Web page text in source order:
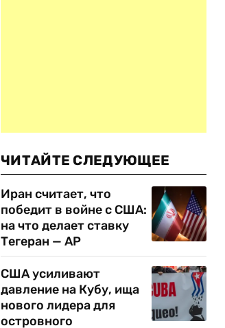
ЧИТАЙТЕ СЛЕДУЮЩЕЕ
Иран считает, что
победит в войне с США:
на что делает ставку
Тегеран — AP
США усиливают
давление на Кубу, ища
нового лидера для
островного